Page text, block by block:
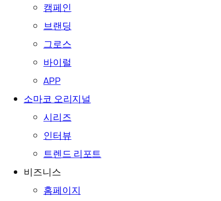
캠페인
브랜딩
그로스
바이럴
APP
소마코 오리지널
시리즈
인터뷰
트렌드 리포트
비즈니스
홈페이지